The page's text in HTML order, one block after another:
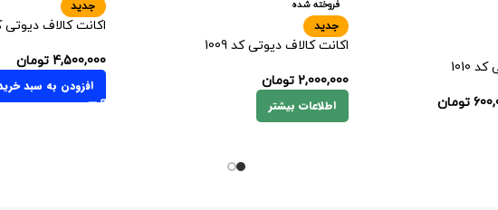
1010
تومان
فروخته شده
جدید
اکانت کالاف دیوتی کد 1009
2,000,000 تومان
اطلاعات بیشتر
جدید
اکانت کالاف دیوتی کد
4,500,000 تومان
افزودن به سبد